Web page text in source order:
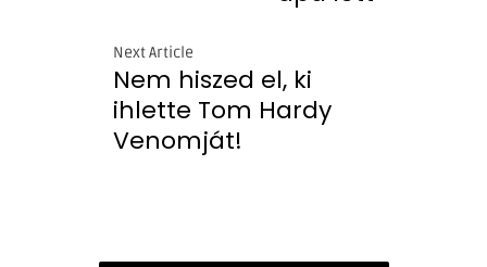
Next Article
Nem hiszed el, ki
ihlette Tom Hardy
Venomját!